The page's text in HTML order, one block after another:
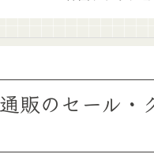
販のセール